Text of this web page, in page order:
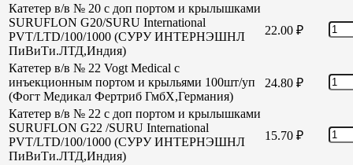
Катетер в/в № 20 с доп портом и крылышками
SURUFLON G20/SURU International
PVT/LTD/100/1000 (СУРУ ИНТЕРНЭШНЛ
ПиВиТи.ЛТД,Индия)
22.00 ₽
Катетер в/в № 22 Vogt Medical с
инъекционным портом и крыльями 100шт/уп
(Фогт Медикал Фертриб ГмбХ,Германия)
24.80 ₽
Катетер в/в № 22 с доп портом и крылышками
SURUFLON G22 /SURU International
PVT/LTD/100/1000 (СУРУ ИНТЕРНЭШНЛ
ПиВиТи.ЛТД,Индия)
15.70 ₽